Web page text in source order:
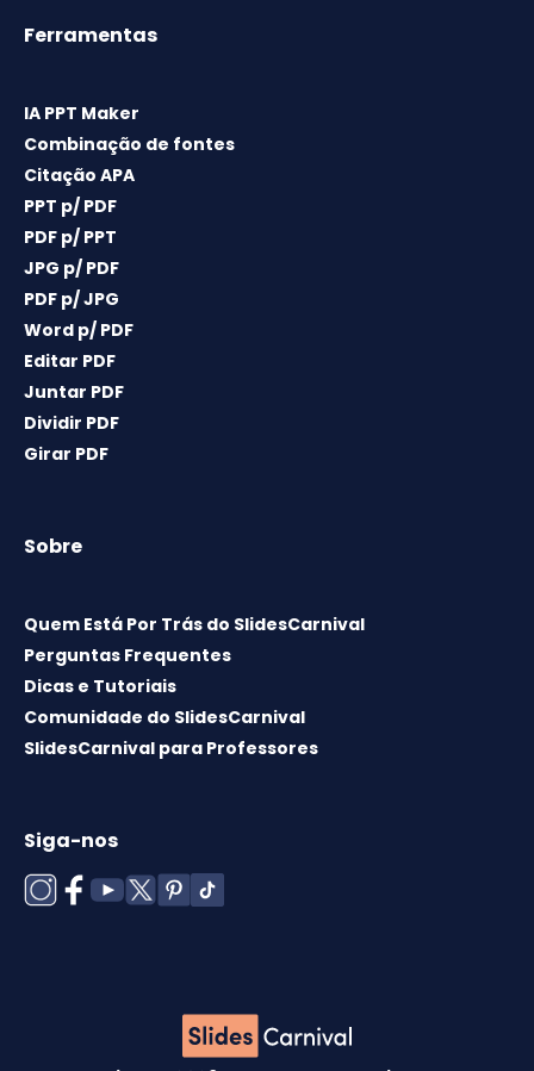
Ferramentas
IA PPT Maker
Combinação de fontes
Citação APA
PPT p/ PDF
PDF p/ PPT
JPG p/ PDF
PDF p/ JPG
Word p/ PDF
Editar PDF
Juntar PDF
Dividir PDF
Girar PDF
Sobre
Quem Está Por Trás do SlidesCarnival
Perguntas Frequentes
Dicas e Tutoriais
Comunidade do SlidesCarnival
SlidesCarnival para Professores
Siga-nos